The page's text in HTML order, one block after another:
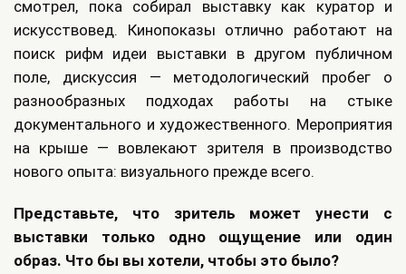
смотрел, пока собирал выставку как куратор и
искусствовед. Кинопоказы отлично работают на
поиск рифм идеи выставки в другом публичном
поле, дискуссия — методологический пробег о
разнообразных подходах работы на стыке
документального и художественного. Мероприятия
на крыше — вовлекают зрителя в производство
нового опыта: визуального прежде всего.
Представьте, что зритель может унести с
выставки только одно ощущение или один
образ. Что бы вы хотели, чтобы это было?